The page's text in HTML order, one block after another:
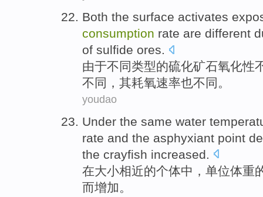
Both the surface activates
consumption rate are different
of sulfide ores.
由于不同类型的硫化矿石氧化性
不同， 其耗氧速率也不同。
youdao
Under the same water
rate and the asphyxiant point
the crayfish increased.
在大小相近的个体中， 单位体重
而增加。